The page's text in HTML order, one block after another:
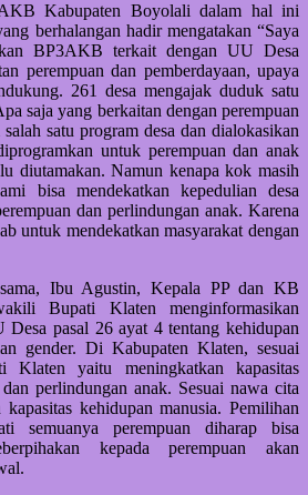
Kabupaten Boyolali dalam hal ini
berhalangan hadir mengatakan “Saya
BP3AKB terkait dengan UU Desa
perempuan dan pemberdayaan, upaya
261 desa mengajak duduk satu
saja yang berkaitan dengan perempuan
satu program desa dan dialokasikan
untuk perempuan dan anak
diutamakan. Namun kenapa kok masih
bisa mendekatkan kepedulian desa
dan perlindungan anak. Karena
untuk mendekatkan masyarakat dengan
Ibu Agustin, Kepala PP dan KB
Bupati Klaten menginformasikan
Desa pasal 26 ayat 4 tentang kehidupan
gender. Di Kabupaten Klaten, sesuai
yaitu meningkatkan kapasitas
perlindungan anak. Sesuai nawa cita
kehidupan manusia. Pemilihan
semuanya perempuan diharap bisa
kepada perempuan akan